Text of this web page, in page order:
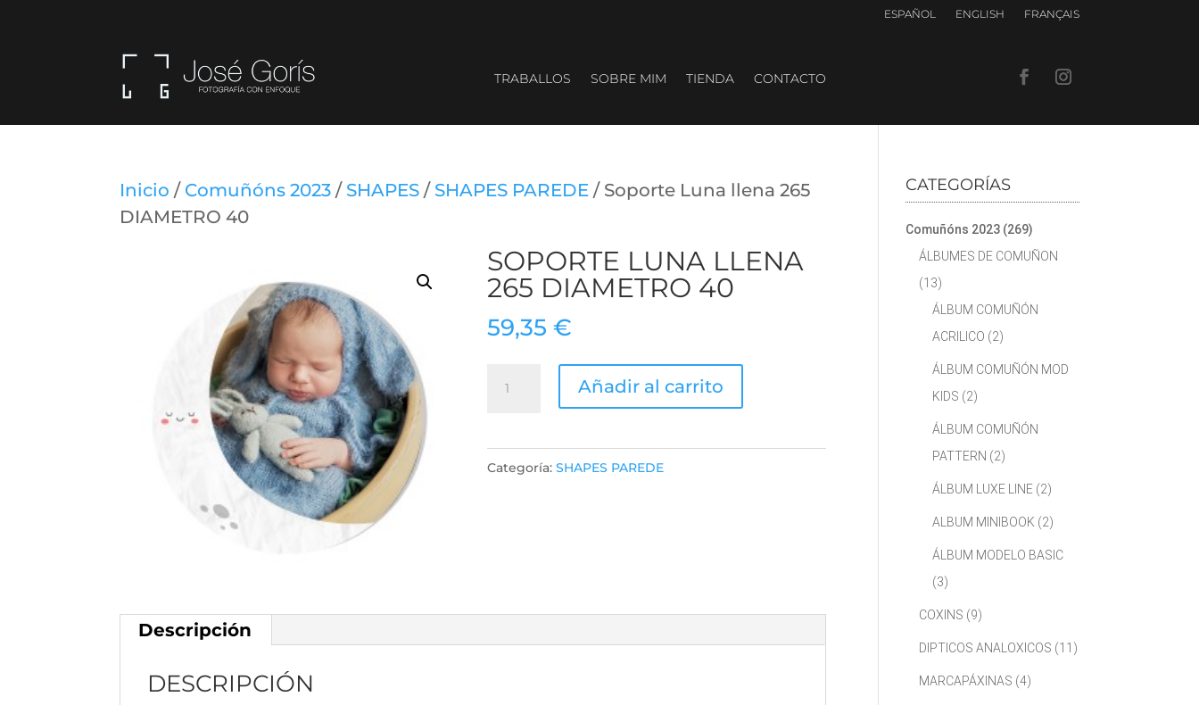
ESPAÑOL ENGLISH FRANÇAIS
TRABALLOS SOBRE MIM TIENDA CONTACTO
Inicio / Comuñóns 2023 / SHAPES / SHAPES PAREDE / Soporte Luna llena 265
DIAMETRO 40
SOPORTE LUNA LLENA
265 DIAMETRO 40
59,35€
Añadir al carrito
Categoría:SHAPES PAREDE
Descripción
DESCRIPCIÓN
CATEGORÍAS
Comuñóns 2023 (269)
ÁLBUMES DE COMUÑON
(13)
ÁLBUM COMUÑÓN
ACRILICO (2)
ÁLBUM COMUÑÓN MOD
KIDS (2)
ÁLBUM COMUÑÓN
PATTERN (2)
ÁLBUM LUXE LINE (2)
ALBUM MINIBOOK (2)
ÁLBUM MODELO BASIC
(3)
COXINS (9)
DIPTICOS ANALOXICOS (11)
MARCAPÁXINAS (4)